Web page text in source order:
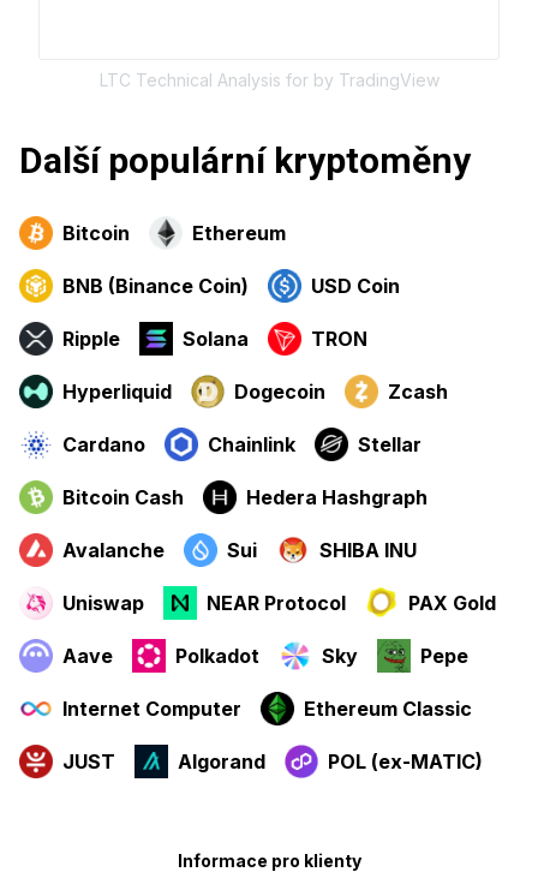
LTC Technical Analysis for by TradingView
Další populární kryptoměny
Bitcoin Ethereum
BNB (Binance Coin) USD Coin
Ripple Solana TRON
Hyperliquid Dogecoin Zcash
Cardano Chainlink Stellar
Bitcoin Cash Hedera Hashgraph
Avalanche Sui SHIBA INU
Uniswap NEAR Protocol PAX Gold
Aave Polkadot Sky Pepe
Internet Computer Ethereum Classic
JUST Algorand POL (ex-MATIC)
Informace pro klienty